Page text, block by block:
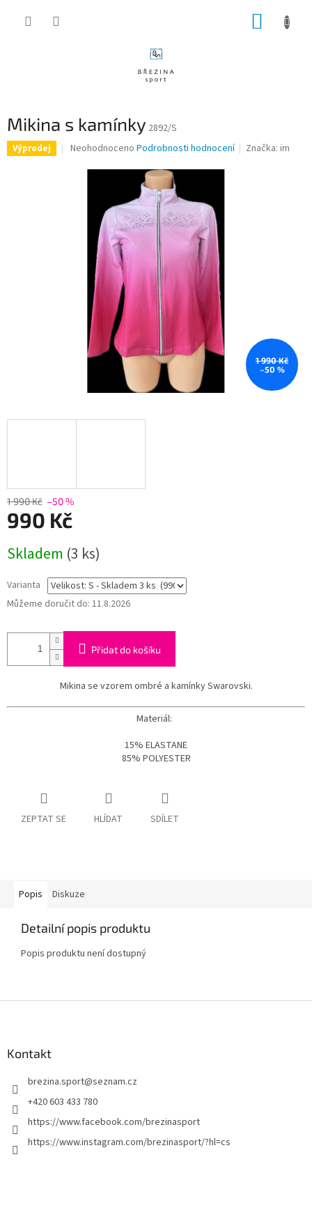
Mikina s kamínky 2892/S
Výprodej
Průměrné
produktu
hvězdiček.
Neohodnoceno Podrobnosti hodnocení Značka:im
1 990 Kč
–50 %
1 990 Kč –50 %
990 Kč
cena:
Skladem (3 ks)
Varianta
Můžeme doručit do: 11.8.2026
Přidat do košíku
Mikina se vzorem ombré a kamínky Swarovski.
Materiál:
15% ELASTANE
85% POLYESTER
ZEPTAT SE HLÍDAT SDÍLET
Popis Diskuze
Detailní popis produktu
Popis produktu není dostupný
Kontakt
brezina.sport@seznam.cz
+420 603 433 780
https://www.facebook.com/brezinasport
https://www.instagram.com/brezinasport/?hl=cs